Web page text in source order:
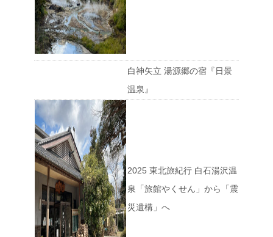
白神矢立 湯源郷の宿『日景
温泉』
2025 東北旅紀行 白石湯沢温
泉「旅館やくせん」から「震
災遺構」へ